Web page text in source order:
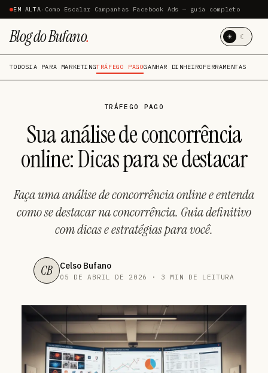
EM ALTA· Como Escalar Campanhas Facebook Ads — guia completo
Blog do Bufano. ☀ ☾
TODOSIA PARA MARKETINGTRÁFEGO PAGOGANHAR DINHEIROFERRAMENTAS
TRÁFEGO PAGO
Sua análise de concorrência
online: Dicas para se destacar
Faça uma análise de concorrência online e entenda
como se destacar na concorrência. Guia definitivo
com dicas e estratégias para você.
CB Celso Bufano
05 DE ABRIL DE 2026 · 3 MIN DE LEITURA